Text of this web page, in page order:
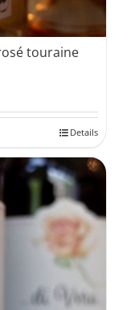
touraine
Details